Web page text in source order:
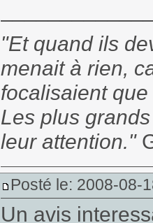
"Et quand ils
menait à rien,
focalisaient
Les plus
leur attention."
Posté le: 2008-08-
Un avis